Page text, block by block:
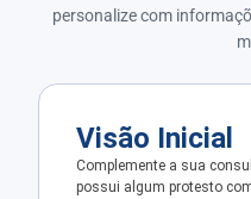
personalize com
Visão Inicial
Complemente a sua
possui algum protesto